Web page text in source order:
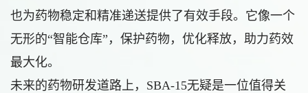
也为药物稳定和精准递送提供了有效手段。它像一个
无形的“智能仓库”，保护药物，优化释放，助力药效
最大化。
未来的药物研发道路上，SBA-15无疑是一位值得关